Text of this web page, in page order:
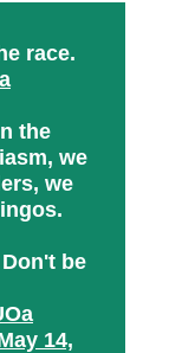
race.
the
we
we
be
14,